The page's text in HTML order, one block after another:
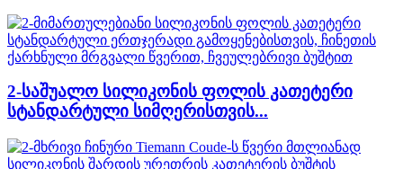
2-საშუალო სილიკონის ფოლის კათეტერი
სტანდარტული სიმღერისთვის...